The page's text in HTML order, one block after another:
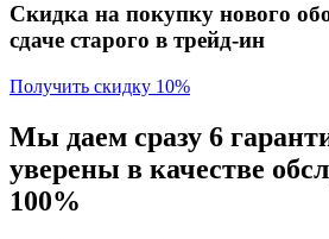
Скидка на покупку нового
сдаче старого в трейд-ин
Получить скидку 10%
Мы даем сразу 6
уверены в качестве
100%